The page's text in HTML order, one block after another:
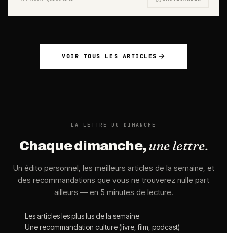
VOIR TOUS LES ARTICLES
LA LETTRE DU DIMANCHE
Chaque dimanche,une lettre.
Un édito personnel, les meilleurs articles de la semaine, et
des recommandations que vous ne trouverez nulle part
ailleurs — en 5 minutes de lecture.
Les articles les plus lus de la semaine
Une recommandation culture (livre, film, podcast)